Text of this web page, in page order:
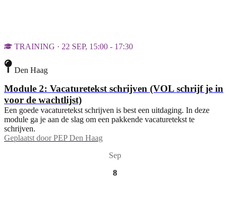
TRAINING · 22 SEP, 15:00 - 17:30
Den Haag
Module 2: Vacaturetekst schrijven (VOL schrijf je in
voor de wachtlijst)
Een goede vacaturetekst schrijven is best een uitdaging. In deze
module ga je aan de slag om een pakkende vacaturetekst te
schrijven.
Geplaatst door PEP Den Haag
Sep
8